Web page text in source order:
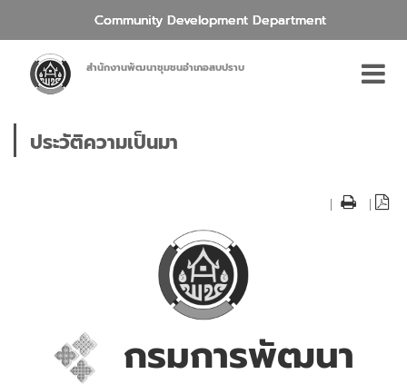
Community Development Department
สำนักงานพัฒนาชุมชนอำเภอสบปราบ
ประวัติความเป็นมา
| |
กรมการพัฒนา